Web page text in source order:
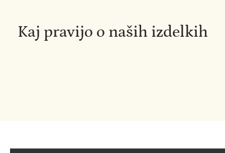
Kaj pravijo o naših izdelkih